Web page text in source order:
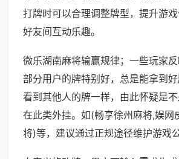
打牌时可以合理调整牌型，提升游
好友间互动乐趣。
微乐湖南麻将输赢规律；一些玩家
部分用户的牌特别好，总是能拿到
看到其他人的牌一样，由此怀疑是
在此类外挂。如(畅享徐州麻将,娱网
将)等，建议通过正规途径维护游戏公